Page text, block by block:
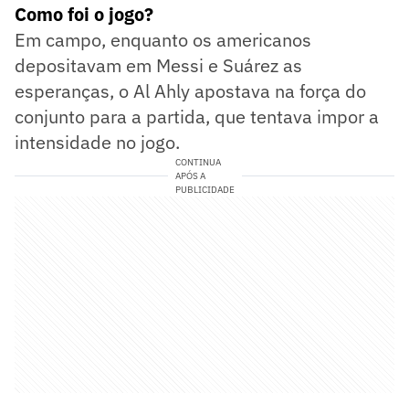
Como foi o jogo?
Em campo, enquanto os americanos
depositavam em Messi e Suárez as
esperanças, o Al Ahly apostava na força do
conjunto para a partida, que tentava impor a
intensidade no jogo.
CONTINUA
APÓS A
PUBLICIDADE